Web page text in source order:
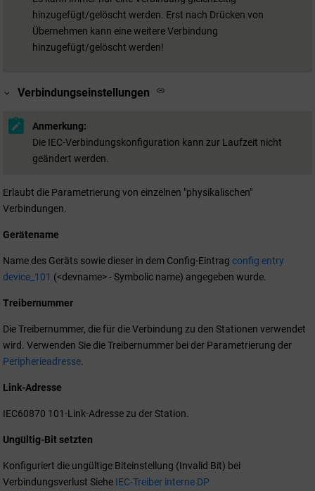
hinzugefügt/gelöscht werden. Erst nach Drücken von
Übernehmen kann eine weitere Verbindung
hinzugefügt/gelöscht werden!
Verbindungseinstellungen
Anmerkung:
Die IEC-Verbindungskonfiguration kann zur Laufzeit nicht
geändert werden.
Erlaubt die Parametrierung von einzelnen "physikalischen"
Verbindungen.
Gerätename
Name des Geräts sowie dieser in dem Config-Eintrag config entry
device_101 (<devname> - Symbolic name) angegeben wurde.
Treibernummer
Die Treibernummer, die für die Verbindung zu den Stationen verwendet
wird. Verwenden Sie die Treibernummer bei der Parametrierung der
Peripherieadresse.
Link-Adresse
IEC60870 101-Link-Adresse zu der Station.
Ungültig-Bit setzten
Konfiguriert die ungültige Biteinstellung (Invalid Bit) bei
Verbindungsverlust Siehe IEC-Treiber interne DP